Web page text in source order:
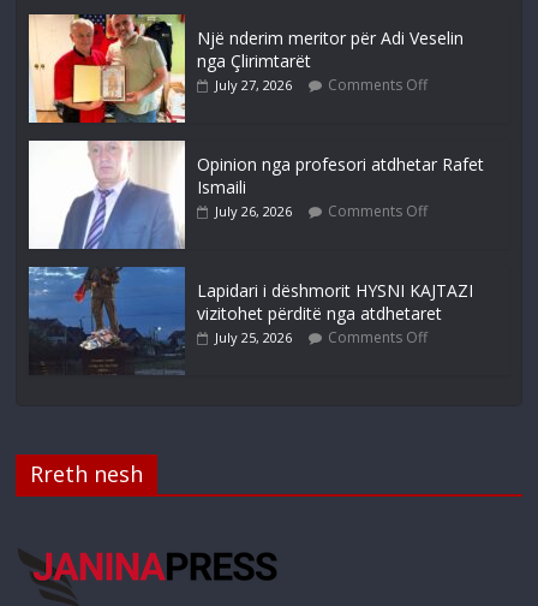
Një nderim meritor për Adi Veselin
nga Çlirimtarët
July 27, 2026 Comments Off
Opinion nga profesori atdhetar Rafet
Ismaili
July 26, 2026 Comments Off
Lapidari i dëshmorit HYSNI KAJTAZI
vizitohet përditë nga atdhetaret
July 25, 2026 Comments Off
Rreth nesh